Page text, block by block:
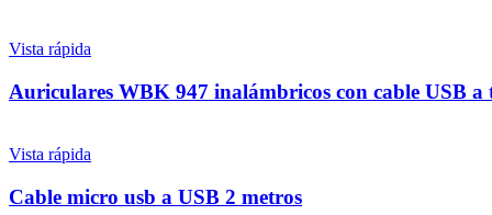
Vista rápida
Auriculares WBK 947 inalámbricos con cable USB a
Vista rápida
Cable micro usb a USB 2 metros